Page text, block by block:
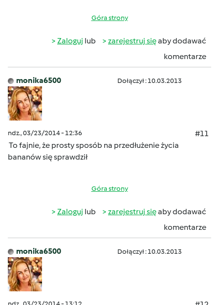
Góra strony
Zaloguj lub zarejestruj sięaby dodawać
komentarze
monika6500 Dołączył : 10.03.2013
ndz., 03/23/2014 - 12:36
#11
To fajnie, że prosty sposób na przedłużenie życia
bananów się sprawdził
Góra strony
Zaloguj lub zarejestruj sięaby dodawać
komentarze
monika6500 Dołączył : 10.03.2013